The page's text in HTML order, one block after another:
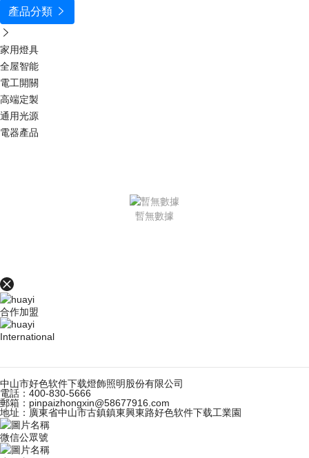
產品分類 

家用燈具
全屋智能
電工開關
高端定製
通用光源
電器產品
暫無數據
合作加盟
International
中山市好色软件下载燈飾照明股份有限公司
電話： 400-830-5666
郵箱： pinpaizhongxin@58677916.com
地址：廣東省中山市古鎮鎮東興東路好色软件下载工業園
微信公眾號